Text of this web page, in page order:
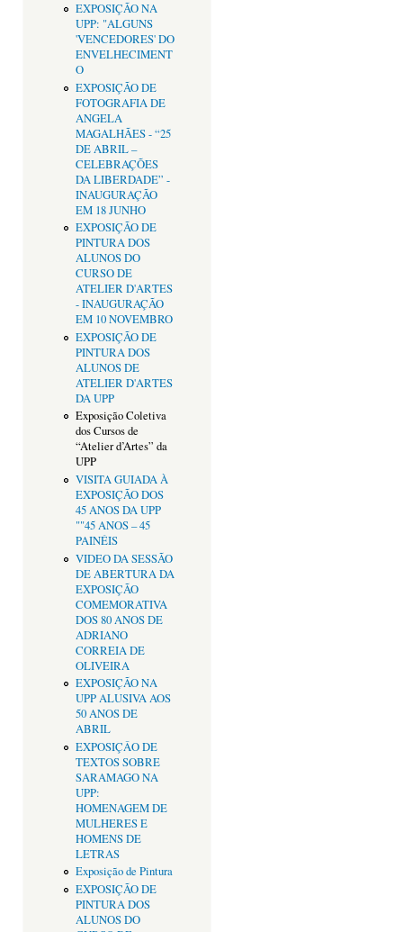
EXPOSIÇÃO NA
UPP: "ALGUNS
'VENCEDORES' DO
ENVELHECIMENT
O
EXPOSIÇÃO DE
FOTOGRAFIA DE
ANGELA
MAGALHÃES - “25
DE ABRIL –
CELEBRAÇÕES
DA LIBERDADE” -
INAUGURAÇÃO
EM 18 JUNHO
EXPOSIÇÃO DE
PINTURA DOS
ALUNOS DO
CURSO DE
ATELIER D'ARTES
- INAUGURAÇÃO
EM 10 NOVEMBRO
EXPOSIÇÃO DE
PINTURA DOS
ALUNOS DE
ATELIER D'ARTES
DA UPP
Exposição Coletiva
dos Cursos de
“Atelier d’Artes” da
UPP
VISITA GUIADA À
EXPOSIÇÃO DOS
45 ANOS DA UPP
""45 ANOS – 45
PAINÉIS
VIDEO DA SESSÃO
DE ABERTURA DA
EXPOSIÇÃO
COMEMORATIVA
DOS 80 ANOS DE
ADRIANO
CORREIA DE
OLIVEIRA
EXPOSIÇÃO NA
UPP ALUSIVA AOS
50 ANOS DE
ABRIL
EXPOSIÇÂO DE
TEXTOS SOBRE
SARAMAGO NA
UPP:
HOMENAGEM DE
MULHERES E
HOMENS DE
LETRAS
Exposição de Pintura
EXPOSIÇÃO DE
PINTURA DOS
ALUNOS DO